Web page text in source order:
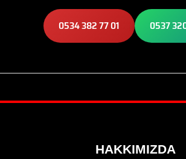
0534 382 77 01 0537
HAKKIMIZDA